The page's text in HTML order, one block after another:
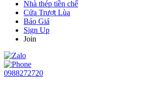
Nhà thép tiền chế
Cửa Trượt Lùa
Báo Giá
Sign Up
Join
0988272720